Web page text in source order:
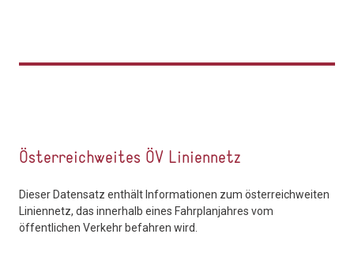
Österreichweites ÖV Liniennetz
Dieser Datensatz enthält Informationen zum österreichweiten
Liniennetz, das innerhalb eines Fahrplanjahres vom
öffentlichen Verkehr befahren wird.